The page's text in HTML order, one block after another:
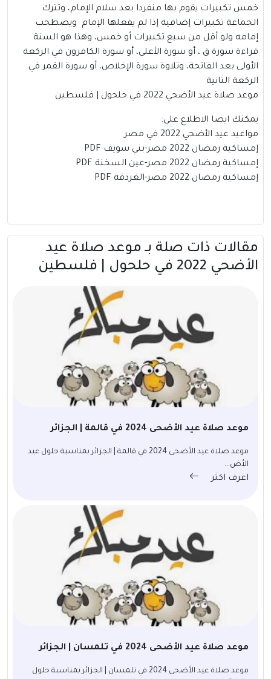
خمس تكبيرات يقوم بها منفردا بعد سلام الإمام، وتترك
الجماعة تكبيرات إضافية إذا لم يفعلها الإمام ويصطحب
إمامه ولو أقل من سبع تكبيرات أو خمس، وهذا هو السنة
قراءة سورة ق ، أو سورة الأعلى، أو سورة الكافرون في الركعة
الأولى بعد الفاتحة، وتلاوة سورة الإخلاص، أو سورة القمر في
الركعة الثانية
موعد صلاة عيد الأضحي 2022 في حلحول | فلسطين
يمكنك ايضا الاطلاع علي:
مواعيد عيد الأضحي 2022 في مصر
إمساكية رمضان 2022 مصر-بني سويف PDF
إمساكية رمضان 2022 مصر-عين السخنة PDF
إمساكية رمضان 2022 مصر-الغردقة PDF
مقالات ذات صلة بــ موعد صلاة عيد
الأضحي 2022 في حلحول | فلسطين
موعد صلاة عيد الأضحى 2024 في قالمة | الجزائر
موعد صلاة عيد الأضحى 2024 في قالمة | الجزائر بمناسبة حلول عيد
الأض...
اعرف اكثر
موعد صلاة عيد الأضحى 2024 في تلمسان | الجزائر
موعد صلاة عيد الأضحى 2024 في تلمسان | الجزائر بمناسبة حلول